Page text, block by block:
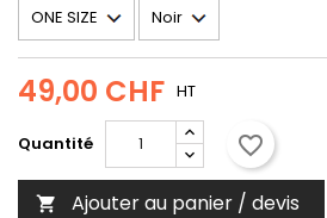
49,00 CHF HT
Quantité favorite_border
 Ajouter au panier / devis